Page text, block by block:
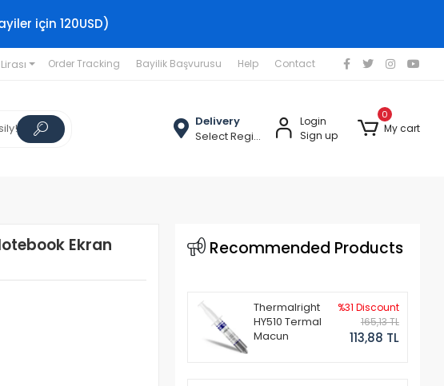
için 120USD)
Order Tracking Bayilik Başvurusu Help Contact
Delivery
Select Region
Login
Sign up
0
My cart
Ekran
Recommended Products
Thermalright
HY510 Termal
Macun
%31 Discount
165,13 TL
113,88 TL